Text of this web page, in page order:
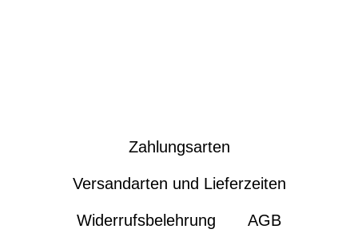
Zahlungsarten
Versandarten und Lieferzeiten
Widerrufsbelehrung AGB